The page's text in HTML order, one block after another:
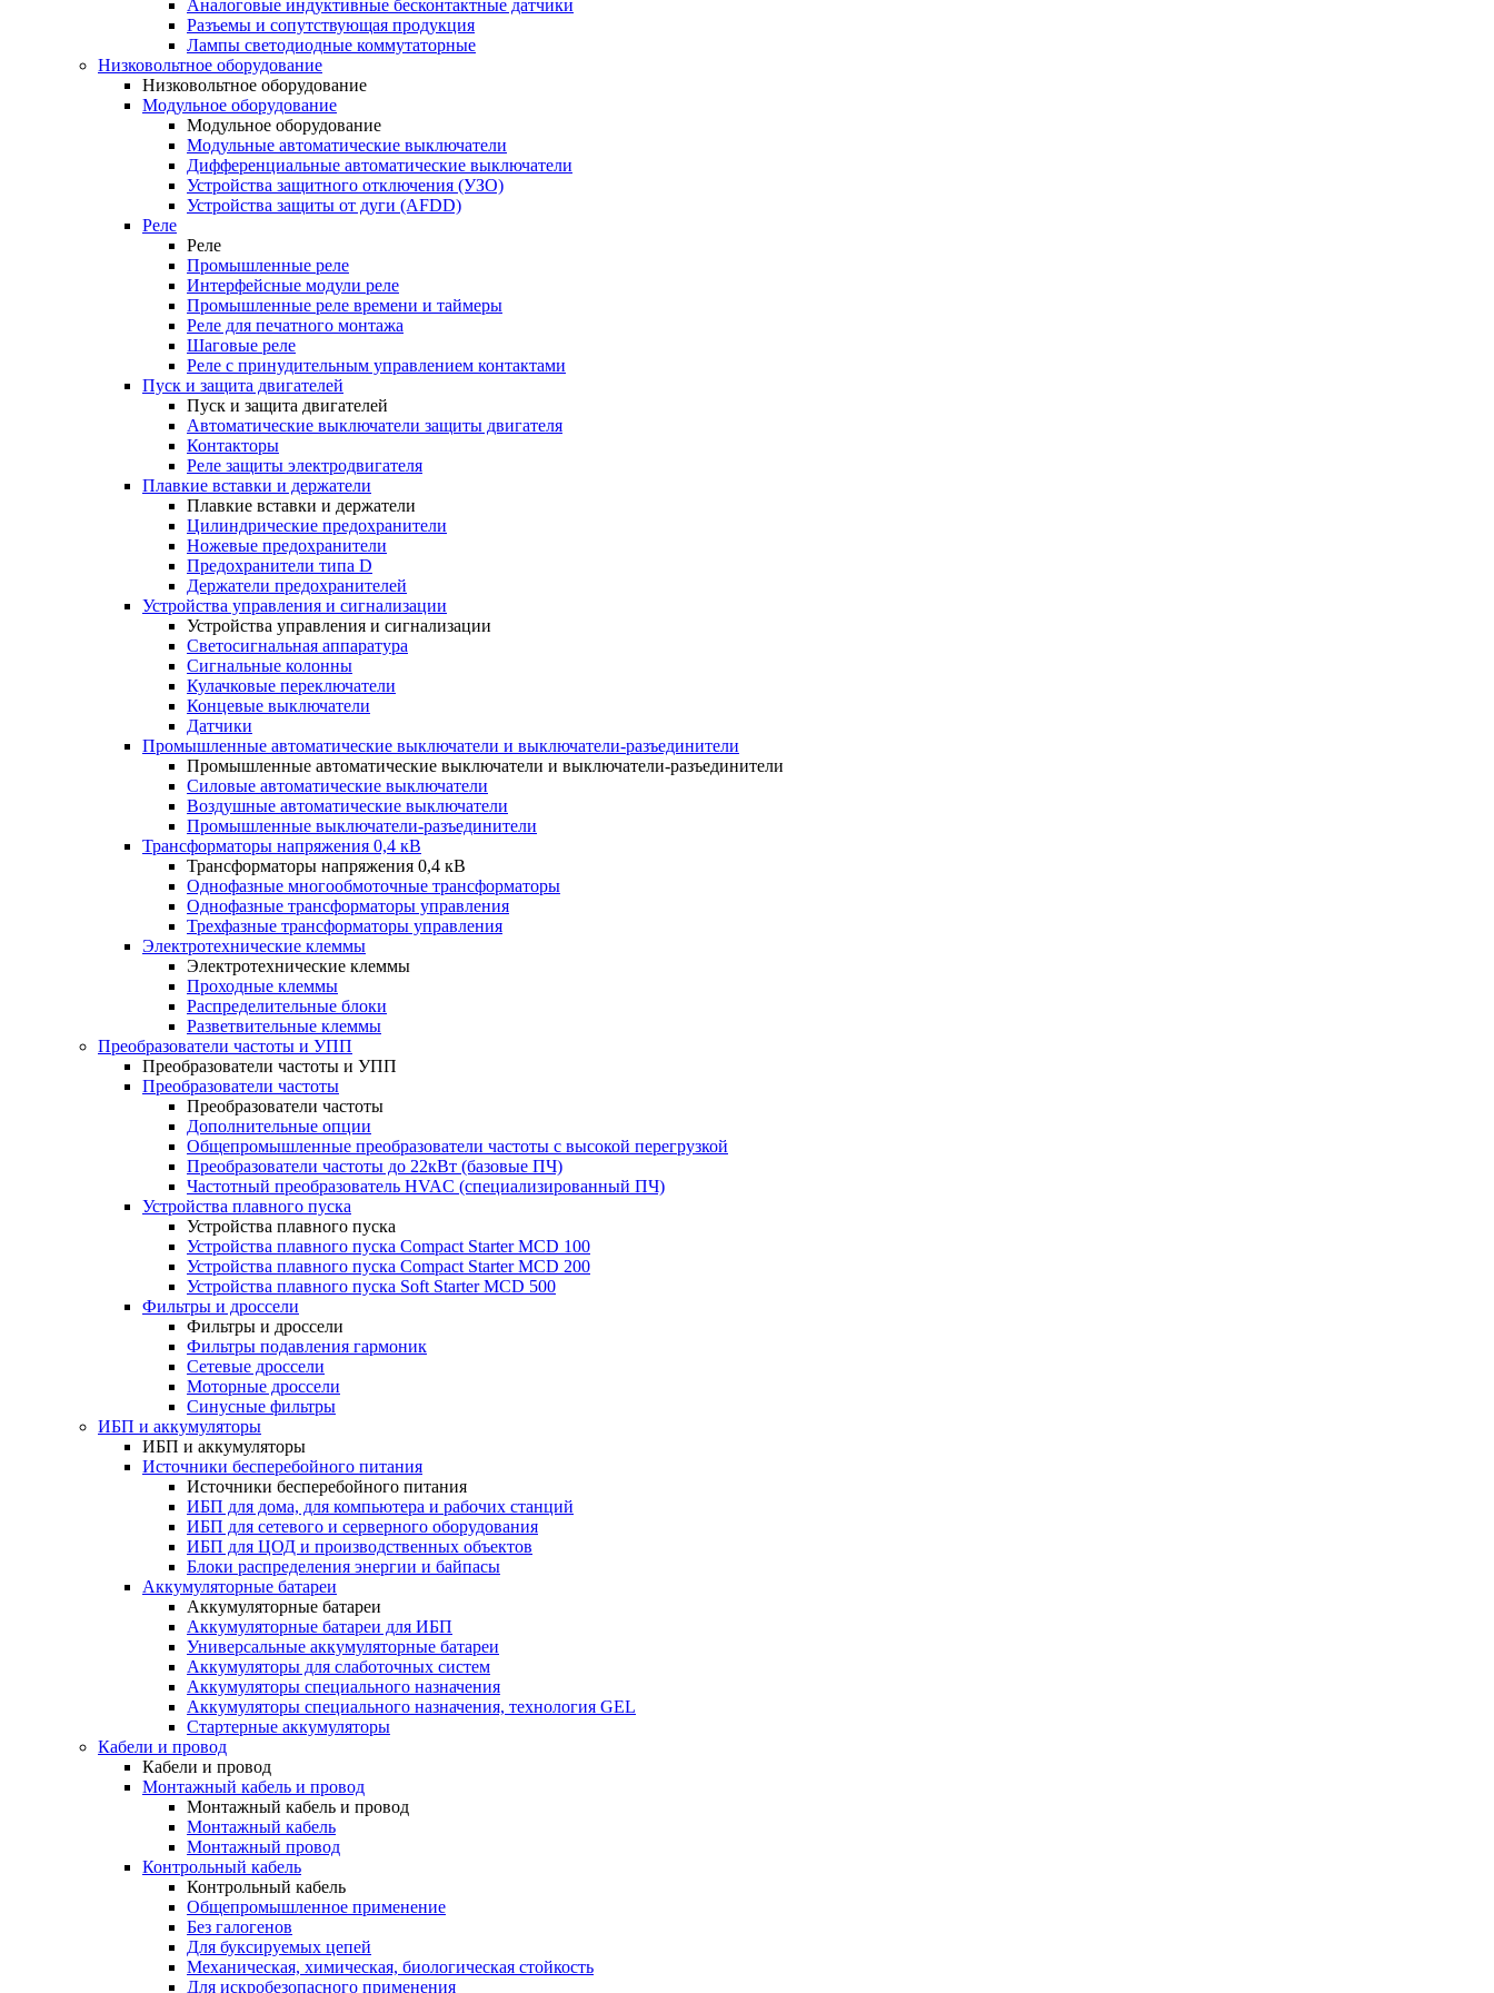
Аналоговые индуктивные бесконтактные датчики
Разъемы и сопутствующая продукция
Лампы светодиодные коммутаторные
Низковольтное оборудование
Низковольтное оборудование
Модульное оборудование
Модульное оборудование
Модульные автоматические выключатели
Дифференциальные автоматические выключатели
Устройства защитного отключения (УЗО)
Устройства защиты от дуги (AFDD)
Реле
Реле
Промышленные реле
Интерфейсные модули реле
Промышленные реле времени и таймеры
Реле для печатного монтажа
Шаговые реле
Реле с принудительным управлением контактами
Пуск и защита двигателей
Пуск и защита двигателей
Автоматические выключатели защиты двигателя
Контакторы
Реле защиты электродвигателя
Плавкие вставки и держатели
Плавкие вставки и держатели
Цилиндрические предохранители
Ножевые предохранители
Предохранители типа D
Держатели предохранителей
Устройства управления и сигнализации
Устройства управления и сигнализации
Светосигнальная аппаратура
Сигнальные колонны
Кулачковые переключатели
Концевые выключатели
Датчики
Промышленные автоматические выключатели и выключатели-разъединители
Промышленные автоматические выключатели и выключатели-разъединители
Силовые автоматические выключатели
Воздушные автоматические выключатели
Промышленные выключатели-разъединители
Трансформаторы напряжения 0,4 кВ
Трансформаторы напряжения 0,4 кВ
Однофазные многообмоточные трансформаторы
Однофазные трансформаторы управления
Трехфазные трансформаторы управления
Электротехнические клеммы
Электротехнические клеммы
Проходные клеммы
Распределительные блоки
Разветвительные клеммы
Преобразователи частоты и УПП
Преобразователи частоты и УПП
Преобразователи частоты
Преобразователи частоты
Дополнительные опции
Общепромышленные преобразователи частоты с высокой перегрузкой
Преобразователи частоты до 22кВт (базовые ПЧ)
Частотный преобразователь HVAC (специализированный ПЧ)
Устройства плавного пуска
Устройства плавного пуска
Устройства плавного пуска Compact Starter MCD 100
Устройства плавного пуска Compact Starter MCD 200
Устройства плавного пуска Soft Starter MCD 500
Фильтры и дроссели
Фильтры и дроссели
Фильтры подавления гармоник
Сетевые дроссели
Моторные дроссели
Синусные фильтры
ИБП и аккумуляторы
ИБП и аккумуляторы
Источники бесперебойного питания
Источники бесперебойного питания
ИБП для дома, для компьютера и рабочих станций
ИБП для сетевого и серверного оборудования
ИБП для ЦОД и производственных объектов
Блоки распределения энергии и байпасы
Аккумуляторные батареи
Аккумуляторные батареи
Аккумуляторные батареи для ИБП
Универсальные аккумуляторные батареи
Аккумуляторы для слаботочных систем
Аккумуляторы специального назначения
Аккумуляторы специального назначения, технология GEL
Стартерные аккумуляторы
Кабели и провод
Кабели и провод
Монтажный кабель и провод
Монтажный кабель и провод
Монтажный кабель
Монтажный провод
Контрольный кабель
Контрольный кабель
Общепромышленное применение
Без галогенов
Для буксируемых цепей
Механическая, химическая, биологическая стойкость
Для искробезопасного применения